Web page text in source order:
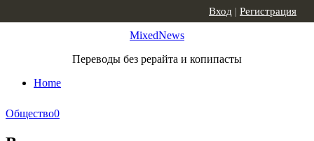
MixedNews
Переводы без рерайта и копипасты
Home
Вход | Регистрация
Общество0